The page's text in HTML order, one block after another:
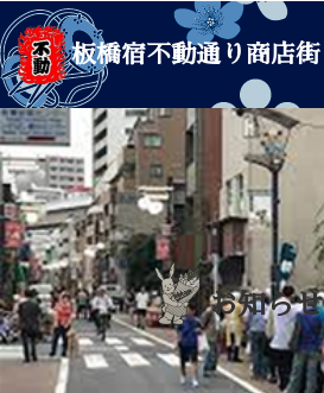
板橋宿不動通り商店街
お知らせ